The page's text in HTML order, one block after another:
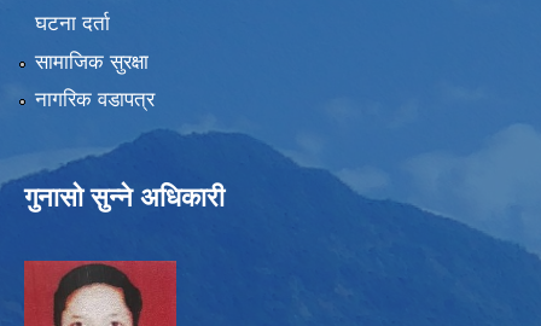
घटना दर्ता
सामाजिक सुरक्षा
नागरिक वडापत्र
गुनासो सुन्ने अधिकारी